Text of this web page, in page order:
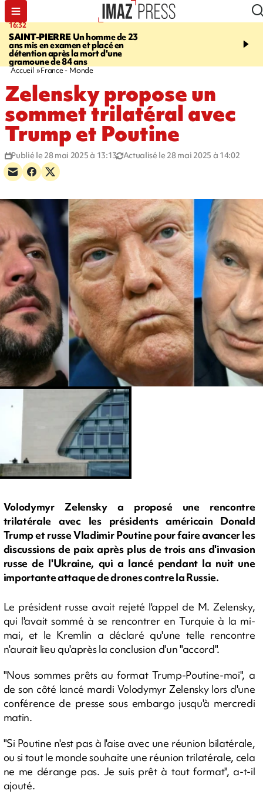
16:32
SAINT-PIERREUn homme de 23
ans mis en examen et placé en
détention après la mort d'une
gramoune de 84 ans
21:08
et Turquie scellent un
Accueil France - Monde
Zelensky propose un
sommet trilatéral avec
Trump et Poutine
Publié le 28 mai 2025 à 13:13 Actualisé le 28 mai 2025 à 14:02
Volodymyr Zelensky a proposé une rencontre
trilatérale avec les présidents américain Donald
Trump et russe Vladimir Poutine pour faire avancer les
discussions de paix après plus de trois ans d'invasion
russe de l'Ukraine, qui a lancé pendant la nuit une
importante attaque de drones contre la Russie.
Le président russe avait rejeté l'appel de M. Zelensky,
qui l'avait sommé à se rencontrer en Turquie à la mi-
mai, et le Kremlin a déclaré qu'une telle rencontre
n'aurait lieu qu'après la conclusion d'un "accord".
"Nous sommes prêts au format Trump-Poutine-moi", a
de son côté lancé mardi Volodymyr Zelensky lors d'une
conférence de presse sous embargo jusqu'à mercredi
matin.
"Si Poutine n'est pas à l'aise avec une réunion bilatérale,
ou si tout le monde souhaite une réunion trilatérale, cela
ne me dérange pas. Je suis prêt à tout format", a-t-il
ajouté.